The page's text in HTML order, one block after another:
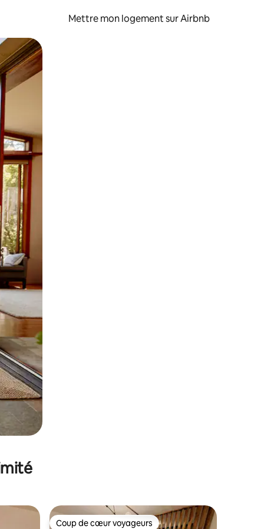
Mettre mon logement sur Airbnb
glisser.
Coup de cœur voyageurs